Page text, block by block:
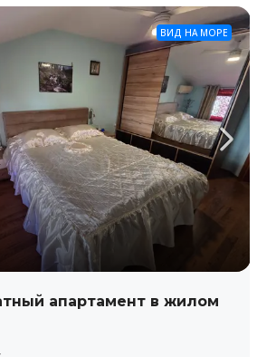
ВИД НА МОРЕ
апартамент в жилом